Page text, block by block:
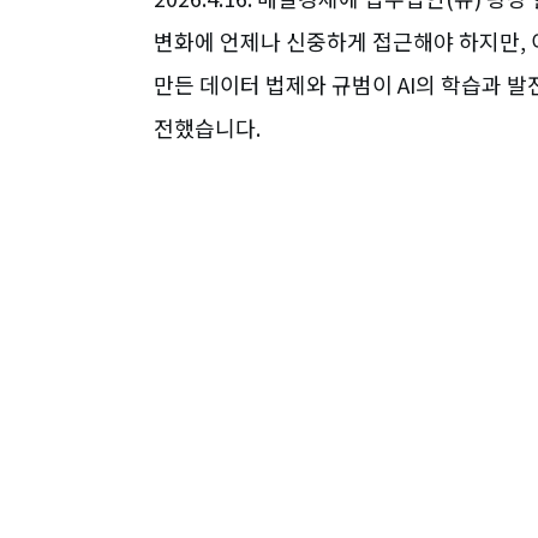
변화에 언제나 신중하게 접근해야 하지만
만든 데이터 법제와 규범이 AI의 학습과
전했습니다.